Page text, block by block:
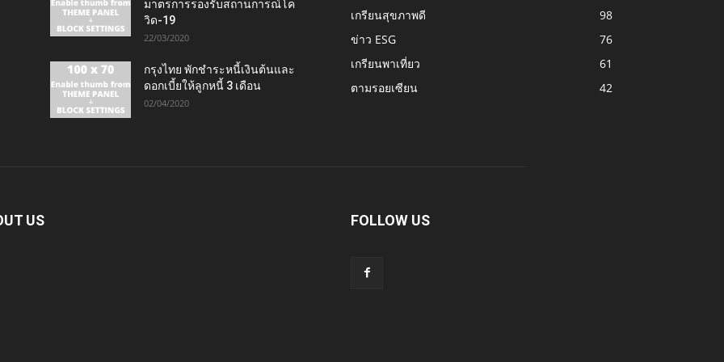
มาตรการรองรับสถานการณ์โค
วิด-19
22/03/2020
กรุงไทย พักชำระหนี้เงินต้นและ
ดอกเบี้ยให้ลูกหนี้ 3 เดือน
02/04/2020
เกรียนสุขภาพดี
98
ข่าว ESG
76
เกรียนพาเที่ยว
61
ตามรอยเซียน
42
US FOLLOW US